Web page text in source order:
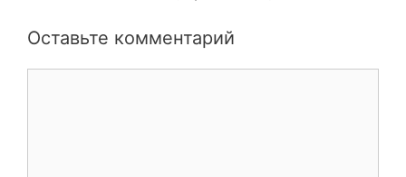
а
и
Оставьте комментарий